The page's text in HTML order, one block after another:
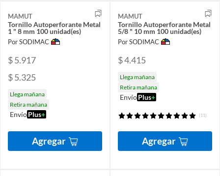
MAMUT
Tornillo Autoperforante Metal
1 " 8 mm 100 unidad(es)
Por SODIMAC
$ 5.917
$ 5.325
Llega mañana
Retira mañana
EnvíoPlus+
Agregar
MAMUT
Tornillo Autoperforante Metal
5/8 " 10 mm 100 unidad(es)
Por SODIMAC
$ 4.415
Llega mañana
Retira mañana
EnvíoPlus+
(11)
Agregar